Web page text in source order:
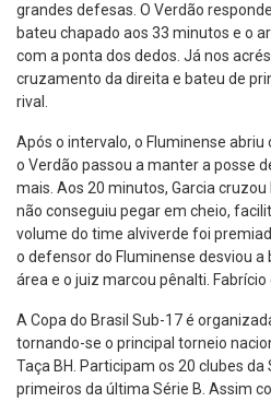
grandes defesas. O Verdão
bateu chapado aos 33 minutos e o
com a ponta dos dedos. Já nos
cruzamento da direita e bateu de
rival.
Após o intervalo, o Fluminense
o Verdão passou a manter a posse
mais. Aos 20 minutos, Garcia
não conseguiu pegar em cheio,
volume do time alviverde foi
o defensor do Fluminense desviou
área e o juiz marcou pênalti.
A Copa do Brasil Sub-17 é
tornando-se o principal torneio
Taça BH. Participam os 20 clubes da
primeiros da última Série B. Assim